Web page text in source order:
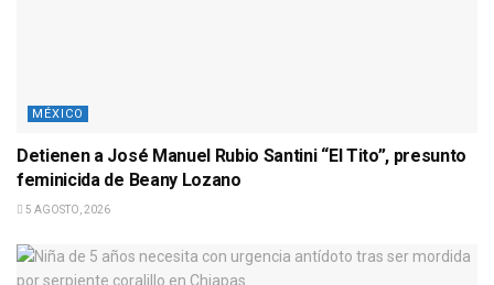
MÉXICO
Detienen a José Manuel Rubio Santini “El Tito”, presunto
feminicida de Beany Lozano
5 AGOSTO, 2026